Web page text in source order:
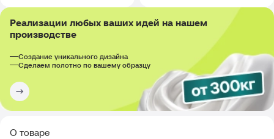
Реализации любых ваших идей на нашем
производстве
Создание уникального дизайна
Сделаем полотно по вашему образцу
О товаре